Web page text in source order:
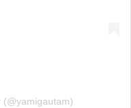
(@yamigautam)